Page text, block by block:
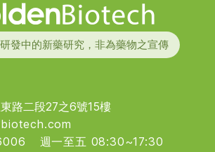
Biotech
發中的新藥研究，非為藥物之宣傳
路二段27之6號15樓
週一至五 08:30~17:30